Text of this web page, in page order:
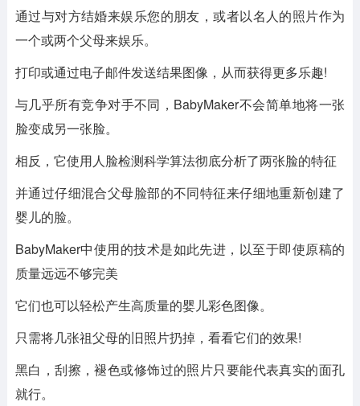
通过与对方结婚来娱乐您的朋友，或者以名人的照片作为
一个或两个父母来娱乐。
打印或通过电子邮件发送结果图像，从而获得更多乐趣!
与几乎所有竞争对手不同，BabyMaker不会简单地将一张
脸变成另一张脸。
相反，它使用人脸检测科学算法彻底分析了两张脸的特征
并通过仔细混合父母脸部的不同特征来仔细地重新创建了
婴儿的脸。
BabyMaker中使用的技术是如此先进，以至于即使原稿的
质量远远不够完美
它们也可以轻松产生高质量的婴儿彩色图像。
只需将几张祖父母的旧照片扔掉，看看它们的效果!
黑白，刮擦，褪色或修饰过的照片只要能代表真实的面孔
就行。